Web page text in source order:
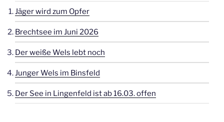
Jäger wird zum Opfer
Brechtsee im Juni 2026
Der weiße Wels lebt noch
Junger Wels im Binsfeld
Der See in Lingenfeld ist ab 16.03. offen